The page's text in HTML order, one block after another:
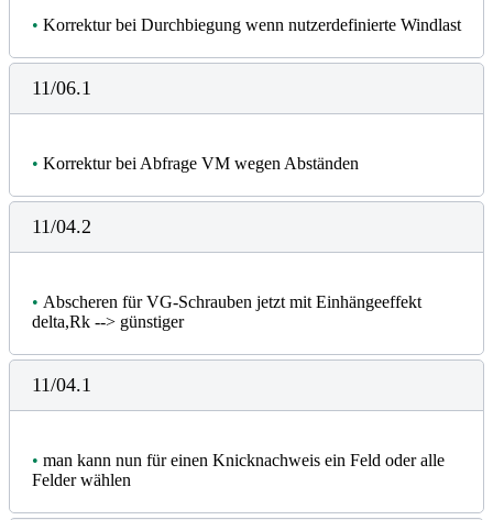
• Korrektur bei Durchbiegung wenn nutzerdefinierte Windlast
11/06.1
• Korrektur bei Abfrage VM wegen Abständen
11/04.2
• Abscheren für VG-Schrauben jetzt mit Einhängeeffekt
delta,Rk --> günstiger
11/04.1
• man kann nun für einen Knicknachweis ein Feld oder alle
Felder wählen